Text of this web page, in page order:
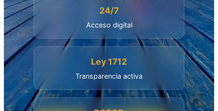
24/7
Acceso digital
Ley 1712
Transparencia activa